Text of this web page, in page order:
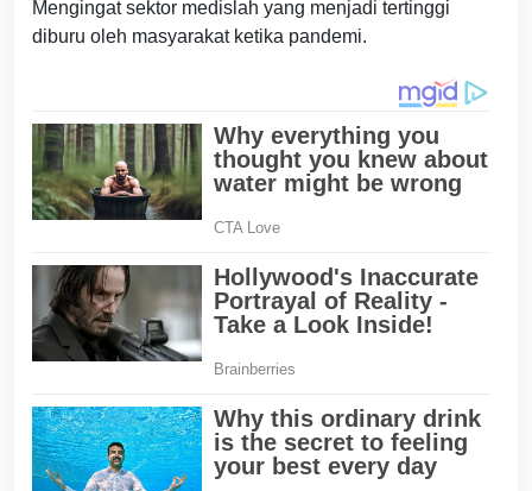
Mengingat sektor medislah yang menjadi tertinggi
diburu oleh masyarakat ketika pandemi.